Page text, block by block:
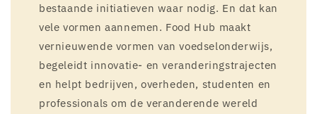
bestaande initiatieven waar nodig. En dat kan
vele vormen aannemen. Food Hub maakt
vernieuwende vormen van voedselonderwijs,
begeleidt innovatie- en veranderingstrajecten
en helpt bedrijven, overheden, studenten en
professionals om de veranderende wereld